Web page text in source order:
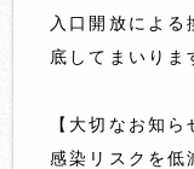
入口開放によ
底してまいりま
【大切なお知ら
感染リスクを低